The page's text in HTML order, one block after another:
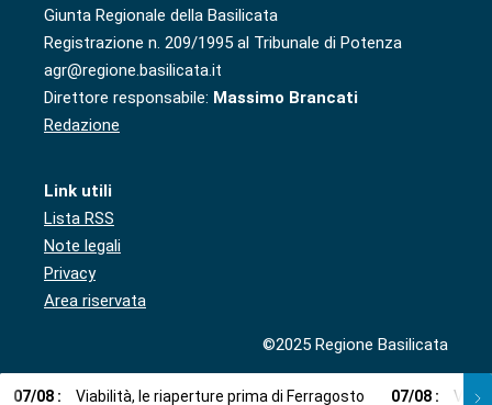
Giunta Regionale della Basilicata
Registrazione n. 209/1995 al Tribunale di Potenza
agr@regione.basilicata.it
Direttore responsabile: Massimo Brancati
Redazione
Link utili
Lista RSS
Note legali
Privacy
Area riservata
©2025 Regione Basilicata
07/08 : Viabilità, le riaperture prima di Ferragosto 07/08 : Via